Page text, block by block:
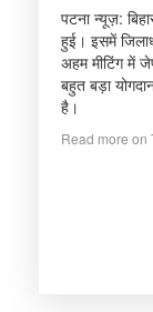
पटना न्यूज़:
हुई। इसमें
अहम मीटिंग में
बहुत बड़ा
है।
Read more on